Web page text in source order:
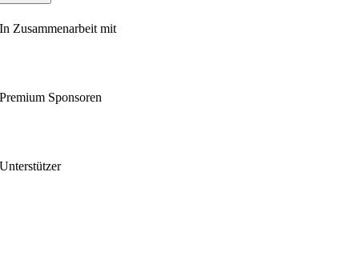
In Zusammenarbeit mit
Premium Sponsoren
Unterstützer